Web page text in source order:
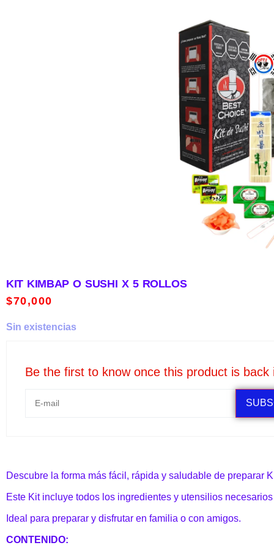
KIT KIMBAP O SUSHI X 5 ROLLOS
$70,000
Sin existencias
Be the first to know once this product is back
Descubre la forma más fácil, rápida y saludable de preparar
Este Kit incluye todos los ingredientes y utensilios
Ideal para preparar y disfrutar en familia o con amigos.
CONTENIDO: